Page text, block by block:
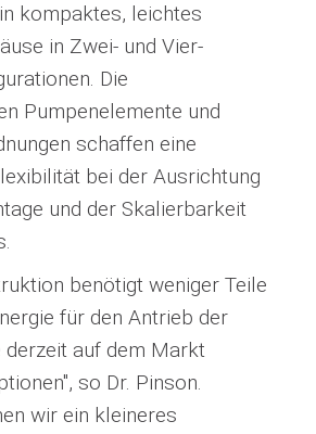
kompaktes, leichtes
in Zwei- und Vier-
Die
Pumpenelemente und
schaffen eine
bei der Ausrichtung
und der Skalierbarkeit
benötigt weniger Teile
für den Antrieb der
derzeit auf dem Markt
so Dr. Pinson.
wir ein kleineres